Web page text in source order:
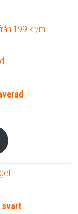
199 kr/m
svart